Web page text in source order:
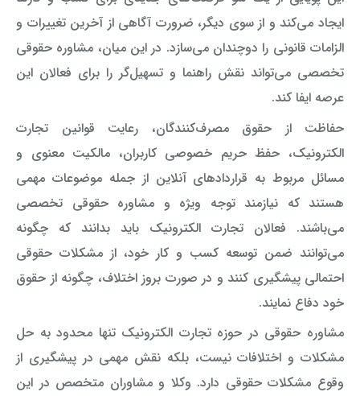
ایجاد می‌کند و از سوی دیگر، ضرورت آگاهی از آخرین تغییرات و
الزامات قانونی را دوچندان می‌سازد. در این میان، مشاوره حقوقی
تخصصی می‌تواند نقش راهنما و تسهیل‌گر را برای فعالان این
عرصه ایفا کند.
حفاظت از حقوق مصرف‌کنندگان، رعایت قوانین تجارت
الکترونیک، حفظ حریم خصوصی کاربران، مالکیت معنوی و
مسائل مربوط به قراردادهای آنلاین از جمله موضوعات مهمی
هستند که نیازمند توجه ویژه و مشاوره حقوقی تخصصی
می‌باشند. فعالان تجارت الکترونیک باید بدانند که چگونه
می‌توانند ضمن توسعه کسب و کار خود، از مشکلات حقوقی
احتمالی پیشگیری کنند و در صورت بروز اختلاف، چگونه از حقوق
خود دفاع نمایند.
مشاوره حقوقی در حوزه تجارت الکترونیک تنها محدود به حل
مشکلات و اختلافات نیست، بلکه نقش مهمی در پیشگیری از
وقوع مشکلات حقوقی دارد. وکلا و مشاوران متخصص در این